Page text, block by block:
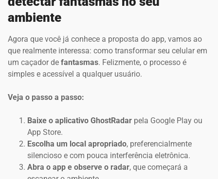
ambiente
Agora que você já conhece a proposta do app, vamos ao
que realmente interessa: como transformar seu celular em
um caçador de fantasmas. Felizmente, o processo é
simples e acessível a qualquer usuário.
Veja o passo a passo:
Baixe o aplicativo GhostRadar pela Google Play ou
App Store.
Escolha um local apropriado, preferencialmente
silencioso e com pouca interferência eletrônica.
Abra o app e observe o radar, que começará a